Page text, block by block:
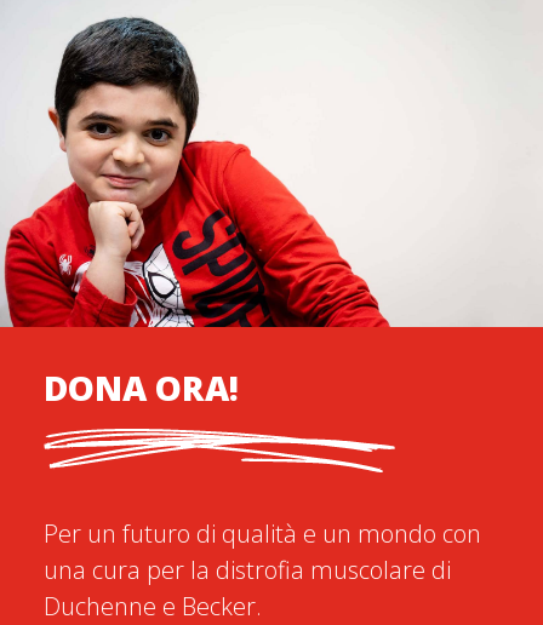
DONA ORA!
Per un futuro di qualità e un mondo con
una cura per la distrofia muscolare di
Duchenne e Becker.